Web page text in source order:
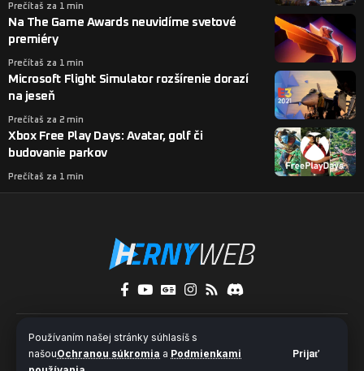
Používaním našej stránky súhlasíš s
našouOchranou súkromia a Podmienkami
Prijať
Prečítaš za 1 min
Na The Game Awards neuvidíme svetové
premiéry
Prečítaš za 1 min
Microsoft Flight Simulator rozšírenie dorazí
na jeseň
Prečítaš za 2 min
Xbox Free Play Days: Avatar, golf či
budovanie parkov
Prečítaš za 1 min
O nás Kontakty
Ochrana súkromia a súbory cookies